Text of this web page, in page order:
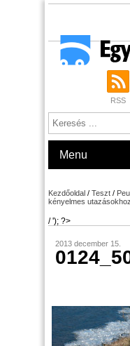
RSS
Menu
Kezdőoldal / Teszt /
kényelmes utazásokhoz
/ '); ?>
2013 december 15.